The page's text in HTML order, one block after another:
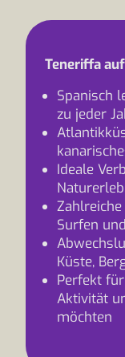
Teneriffa
Spanisch
zu jeder
Ideale
Surfen
Küste,
Perfekt
Aktivität
möchten